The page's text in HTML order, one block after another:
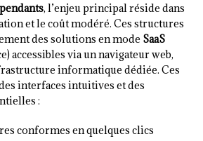
, l’enjeu principal réside dans
et le coût modéré. Ces structures
des solutions en mode SaaS
accessibles via un navigateur web,
informatique dédiée. Ces
interfaces intuitives et des
:
conformes en quelques clics